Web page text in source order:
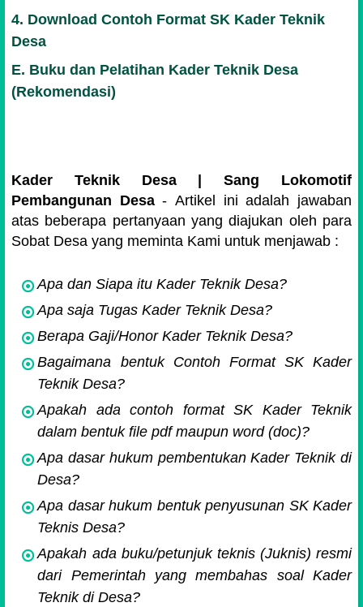
4. Download Contoh Format SK Kader Teknik
Desa
E. Buku dan Pelatihan Kader Teknik Desa
(Rekomendasi)
Kader Teknik Desa | Sang Lokomotif
Pembangunan Desa-Artikel ini adalah jawaban
atas beberapa pertanyaan yang diajukan oleh para
Sobat Desa yang meminta Kami untuk menjawab :
Apa dan Siapa itu Kader Teknik Desa?
Apa saja Tugas Kader Teknik Desa?
Berapa Gaji/Honor Kader Teknik Desa?
Bagaimana bentuk Contoh Format SK Kader
Teknik Desa?
Apakah ada contoh format SK Kader Teknik
dalam bentuk file pdf maupun word (doc)?
Apa dasar hukum pembentukan Kader Teknik di
Desa?
Apa dasar hukum bentuk penyusunan SK Kader
Teknis Desa?
Apakah ada buku/petunjuk teknis (Juknis) resmi
dari Pemerintah yang membahas soal Kader
Teknik di Desa?